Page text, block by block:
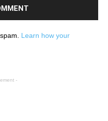
Learn how your
-